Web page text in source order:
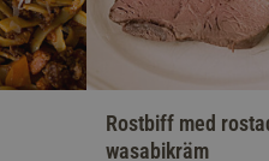
Rostbiff med
wasabikräm